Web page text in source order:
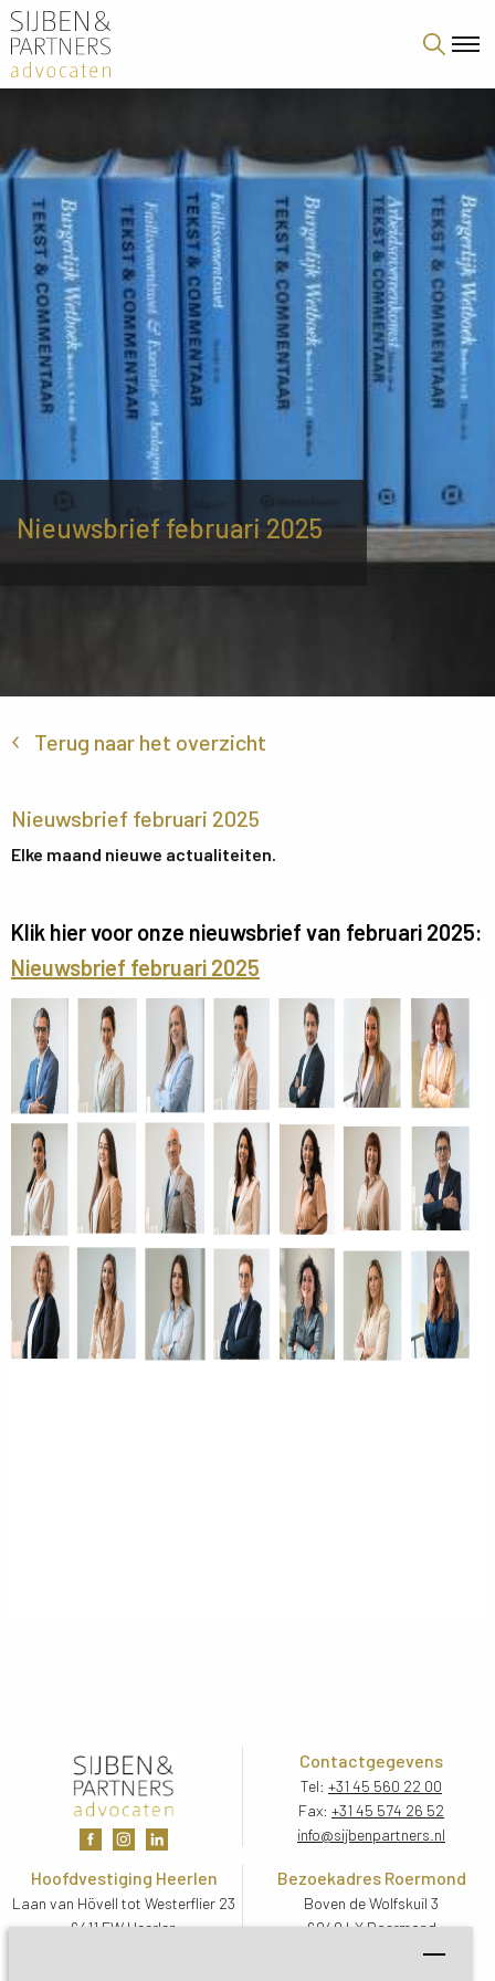
Nieuwsbrief februari 2025
Terug naar het overzicht
Nieuwsbrief februari 2025
Elke maand nieuwe actualiteiten.
Klik hier voor onze nieuwsbrief van februari 2025:
Nieuwsbrief februari 2025
Contactgegevens
Tel: +31 45 560 22 00
Fax: +31 45 574 26 52
info@sijbenpartners.nl
Hoofdvestiging Heerlen
Laan van Hövell tot Westerflier 23
6411 EW Heerlen
Bezoekadres Roermond
Boven de Wolfskuil 3
6049 LX Roermond
Routebeschrijving